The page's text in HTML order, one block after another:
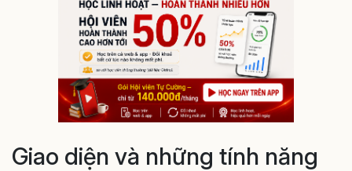
Giao diện và những tính năng